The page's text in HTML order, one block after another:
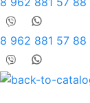
8 962 881 57 88